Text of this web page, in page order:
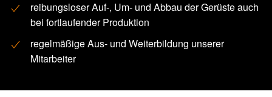
reibungsloser Auf-, Um- und Abbau der Gerüste auch
bei fortlaufender Produktion
regelmäßige Aus- und Weiterbildung unserer
Mitarbeiter